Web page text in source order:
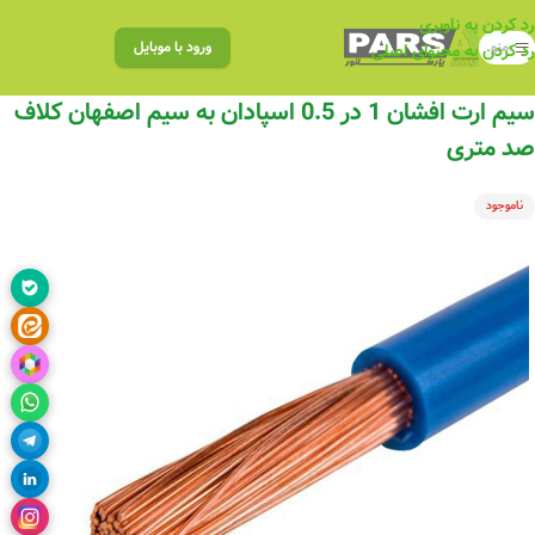
رد کردن به ناوبری
رد کردن به محتوای اصلی
منو ورود با موبایل
سیم ارت افشان 1 در 0.5 اسپادان به سیم اصفهان کلاف
صد متری
ناموجود